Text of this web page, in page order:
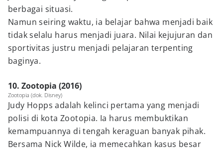
berbagai situasi.
Namun seiring waktu, ia belajar bahwa menjadi baik
tidak selalu harus menjadi juara. Nilai kejujuran dan
sportivitas justru menjadi pelajaran terpenting
baginya.
10. Zootopia (2016)
Zootopia (dok. Disney)
Judy Hopps adalah kelinci pertama yang menjadi
polisi di kota Zootopia. Ia harus membuktikan
kemampuannya di tengah keraguan banyak pihak.
Bersama Nick Wilde, ia memecahkan kasus besar